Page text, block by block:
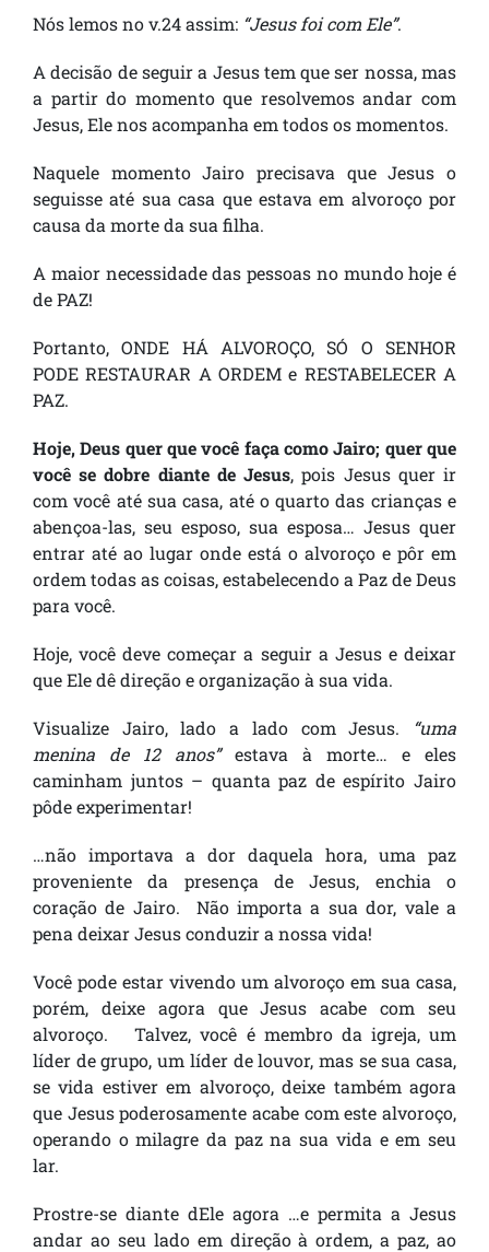
Nós lemos no v.24 assim: “Jesus foi com Ele”.
A decisão de seguir a Jesus tem que ser nossa, mas
a partir do momento que resolvemos andar com
Jesus, Ele nos acompanha em todos os momentos.
Naquele momento Jairo precisava que Jesus o
seguisse até sua casa que estava em alvoroço por
causa da morte da sua filha.
A maior necessidade das pessoas no mundo hoje é
de PAZ!
Portanto, ONDE HÁ ALVOROÇO, SÓ O SENHOR
PODE RESTAURAR A ORDEM e RESTABELECER A
PAZ.
Hoje, Deus quer que você faça como Jairo; quer que
você se dobre diante de Jesus, pois Jesus quer ir
com você até sua casa, até o quarto das crianças e
abençoa-las, seu esposo, sua esposa… Jesus quer
entrar até ao lugar onde está o alvoroço e pôr em
ordem todas as coisas, estabelecendo a Paz de Deus
para você.
Hoje, você deve começar a seguir a Jesus e deixar
que Ele dê direção e organização à sua vida.
Visualize Jairo, lado a lado com Jesus. “uma
menina de 12 anos”estava à morte… e eles
caminham juntos – quanta paz de espírito Jairo
pôde experimentar!
…não importava a dor daquela hora, uma paz
proveniente da presença de Jesus, enchia o
coração de Jairo. Não importa a sua dor, vale a
pena deixar Jesus conduzir a nossa vida!
Você pode estar vivendo um alvoroço em sua casa,
porém, deixe agora que Jesus acabe com seu
alvoroço. Talvez, você é membro da igreja, um
líder de grupo, um líder de louvor, mas se sua casa,
se vida estiver em alvoroço, deixe também agora
que Jesus poderosamente acabe com este alvoroço,
operando o milagre da paz na sua vida e em seu
lar.
Prostre-se diante dEle agora …e permita a Jesus
andar ao seu lado em direção à ordem, a paz, ao